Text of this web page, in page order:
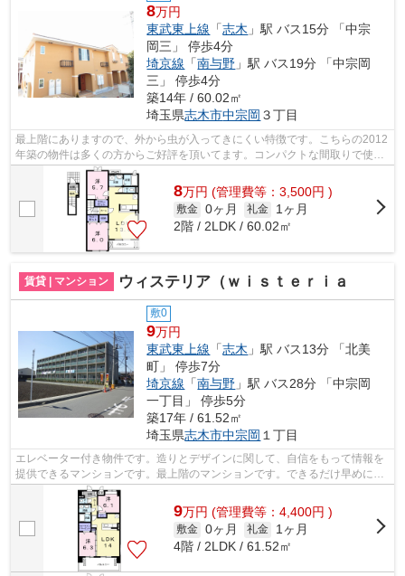
8万円
東武東上線 「志木 」駅 バス15分 「中宗
岡三」 停歩4分
埼京線 「南与野 」駅 バス19分 「中宗岡
三」 停歩4分
築14年 / 60.02㎡
埼玉県志木市中宗岡 ３丁目
最上階にありますので、外から虫が入ってきにくい特徴です。こちらの2012
年築の物件は多くの方からご好評を頂いてます。コンパクトな間取りで使い
勝手のいいアパートになってます。味...
8万円 (管理費等：3,500円 )
敷金 0ヶ月 礼金
1ヶ月
2階 / 2LDK / 60.02㎡
賃貸 | マンション ウィステリア（ｗｉｓｔｅｒｉａ
敷0
9万円
東武東上線 「志木 」駅 バス13分 「北美
町」 停歩7分
埼京線 「南与野 」駅 バス28分 「中宗岡
一丁目」 停歩5分
築17年 / 61.52㎡
埼玉県志木市中宗岡 １丁目
エレベーター付き物件です。造りとデザインに関して、自信をもって情報を
提供できるマンションです。最上階のマンションです。できるだけ早めに不
動産情報を集めたい方は当社スタッフ...
9万円 (管理費等：4,400円 )
敷金 0ヶ月 礼金
1ヶ月
4階 / 2LDK / 61.52㎡